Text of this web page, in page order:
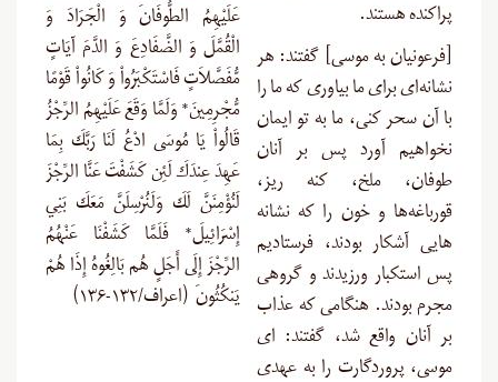
پراکنده هستند.
[فرعونیان به موسی] گفتند: هر
نشانه‌ای برای ما بیاوری که ما را
با آن سحر کنى، ما به تو ایمان
نخواهیم آورد پس بر آنان
طوفان، ملخ، کنه ریز،
قورباغه‌ها و خون را که نشانه‏
هایى آشکار بودند، فرستادیم
پس استکبار ورزیدند و گروهى
مجرم بودند. هنگامى که عذاب
بر آنان واقع شد، گفتند: اى
موسى، پروردگارت را به عهدى
عَلَيْهِمُ الطُّوفَانَ وَ الْجَرَادَ وَ
الْقُمَّلَ وَ الضَّفَادِعَ وَ الدَّمَ آيَاتٍ
مُّفَصَّلاَتٍ فَاسْتَكْبَرُواْ وَ كَانُواْ قَوْمًا
مُّجْرِمِينَ* وَلَمَّا وَقَعَ عَلَيْهِمُ الرِّجْزُ
قَالُواْ يَا مُوسَى ادْعُ لَنَا رَبَّكَ بِمَا
عَهِدَ عِندَكَ لَئِن كَشَفْتَ عَنَّا الرِّجْزَ
لَنُؤْمِنَنَّ لَكَ وَلَنُرْسِلَنَّ مَعَكَ بَنِي
إِسْرَائِيلَ* فَلَمَّا كَشَفْنَا عَنْهُمُ
الرِّجْزَ إِلَى أَجَلٍ هُم بَالِغُوهُ إِذَا هُمْ
يَنكُثُونَ (اعراف/۱۳۲-۱۳۶)